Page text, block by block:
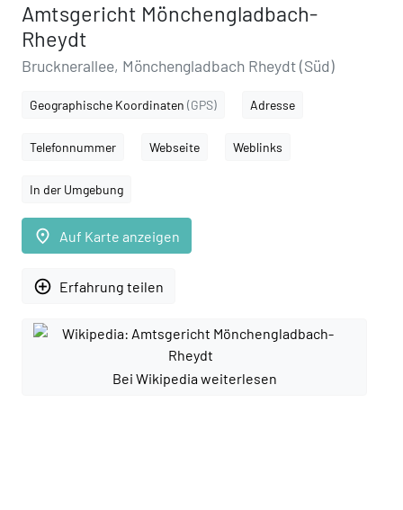
Amtsgericht Mönchengladbach-
Rheydt
Brucknerallee, Mönchengladbach Rheydt (Süd)
Geographische Koordinaten (GPS) Adresse
Telefonnummer Webseite Weblinks
In der Umgebung
place Auf Karte anzeigen
add_circle_outline Erfahrung teilen
Bei Wikipedia weiterlesen